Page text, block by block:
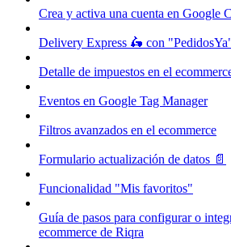
Crea y activa una cuenta en Google
Delivery Express 🛵 con
Detalle de impuestos en el
Eventos en Google Tag Manager
Filtros avanzados en el ecommerce
Formulario actualización de datos 📄
Funcionalidad "Mis favoritos"
Guía de pasos para configurar o
ecommerce de Riqra